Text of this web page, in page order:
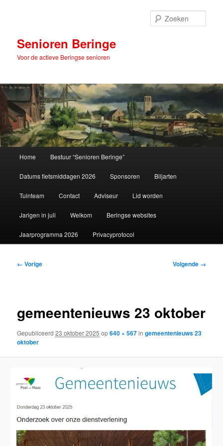
inhoudSenioren Beringe
Voor de actieve Beringse senioren
Home Bestuur “Senioren Beringe”
Datums fietsmiddagen 2026 Sponsoren Biljarten
Tuinteam Contact Adviseur Lid worden
Jarigen in juli Welkom Beringse websites
Jaarprogramma 2026 Privacyprotocol
Afbeeldingsnavigatie
← Vorige Volgende →
gemeentenieuws 23 oktober
Gepubliceerd23 oktober 2025 op640 × 567ingemeentenieuws 23
oktober